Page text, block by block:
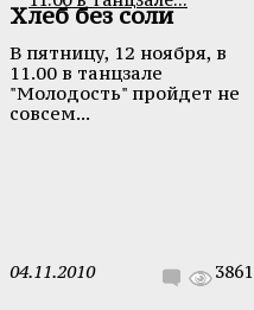
Хлеб без соли
В пятницу, 12 ноября, в
11.00 в танцзале
"Молодость" пройдет не
совсем...
04.11.2010 3861